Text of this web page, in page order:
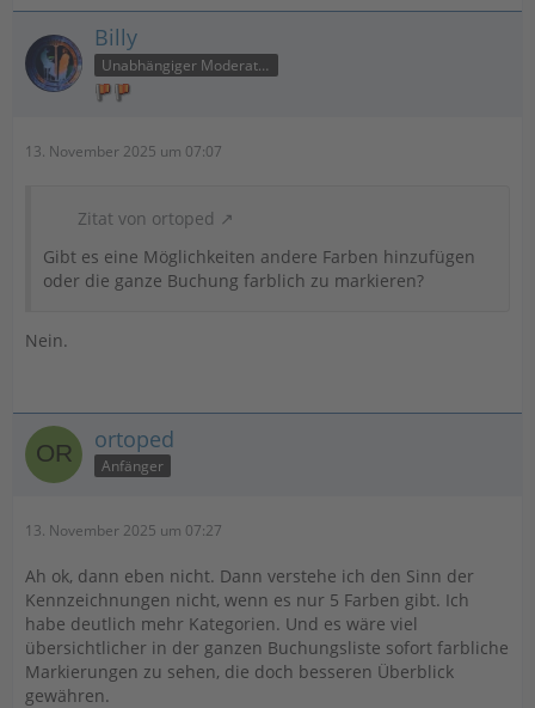
Billy
Unabhängiger Moderator
13. November 2025 um 07:07
Zitat von ortoped
Gibt es eine Möglichkeiten andere Farben hinzufügen
oder die ganze Buchung farblich zu markieren?
Nein.
ortoped
Anfänger
13. November 2025 um 07:27
Ah ok, dann eben nicht. Dann verstehe ich den Sinn der
Kennzeichnungen nicht, wenn es nur 5 Farben gibt. Ich
habe deutlich mehr Kategorien. Und es wäre viel
übersichtlicher in der ganzen Buchungsliste sofort farbliche
Markierungen zu sehen, die doch besseren Überblick
gewähren.